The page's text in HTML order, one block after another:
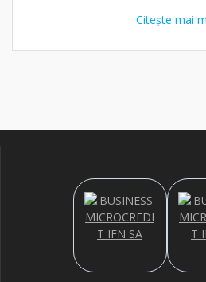
Citește mai